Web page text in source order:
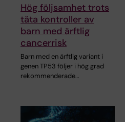
Hög följsamhet trots
täta kontroller av
barn med ärftlig
cancerrisk
Barn med en ärftlig variant i
genen TP53 följer i hög grad
rekommenderade…